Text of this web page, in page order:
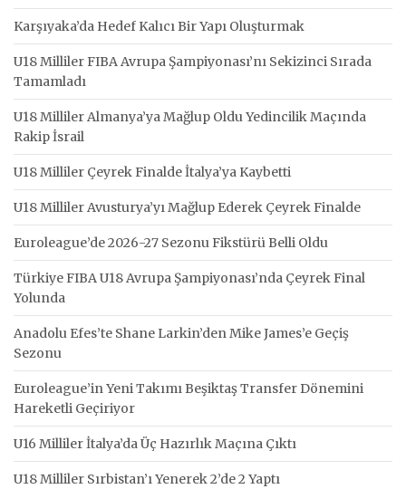
Karşıyaka’da Hedef Kalıcı Bir Yapı Oluşturmak
U18 Milliler FIBA Avrupa Şampiyonası’nı Sekizinci Sırada
Tamamladı
U18 Milliler Almanya’ya Mağlup Oldu Yedincilik Maçında
Rakip İsrail
U18 Milliler Çeyrek Finalde İtalya’ya Kaybetti
U18 Milliler Avusturya’yı Mağlup Ederek Çeyrek Finalde
Euroleague’de 2026-27 Sezonu Fikstürü Belli Oldu
Türkiye FIBA U18 Avrupa Şampiyonası’nda Çeyrek Final
Yolunda
Anadolu Efes’te Shane Larkin’den Mike James’e Geçiş
Sezonu
Euroleague’in Yeni Takımı Beşiktaş Transfer Dönemini
Hareketli Geçiriyor
U16 Milliler İtalya’da Üç Hazırlık Maçına Çıktı
U18 Milliler Sırbistan’ı Yenerek 2’de 2 Yaptı